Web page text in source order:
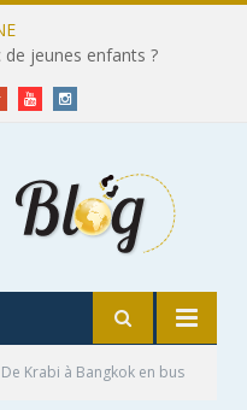
jeunes enfants ?
Google+YoutubeInstagram
De Krabi à Bangkok en bus